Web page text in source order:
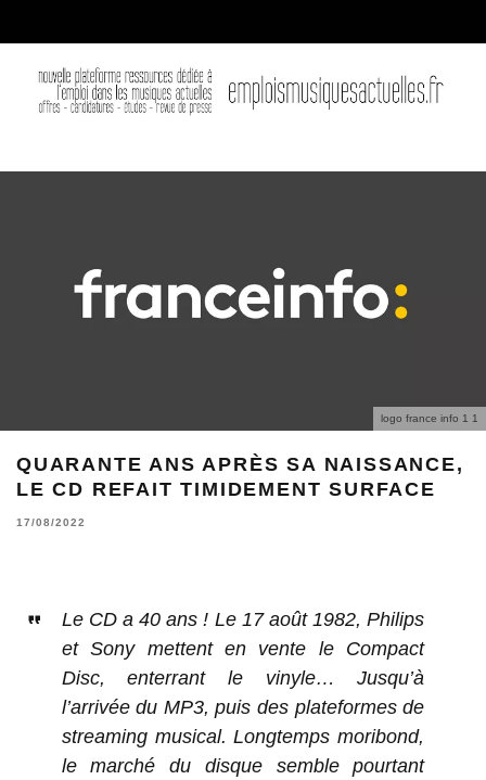
logo france info 1 1
QUARANTE ANS APRÈS SA NAISSANCE,
LE CD REFAIT TIMIDEMENT SURFACE
17/08/2022
Le CD a 40 ans ! Le 17 août 1982, Philips
et Sony mettent en vente le Compact
Disc, enterrant le vinyle… Jusqu’à
l’arrivée du MP3, puis des plateformes de
streaming musical. Longtemps moribond,
le marché du disque semble pourtant